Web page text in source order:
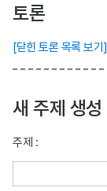
토론
[닫힌 토론 목록 보기]
새 주제 생성
주제 :